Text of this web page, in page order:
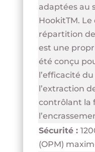
adaptées au
HookitTM. Le
répartition de
est une
été conçu
l’efficacité
l’extraction
contrôlant la
Sécurité :
(OPM)